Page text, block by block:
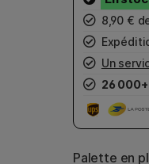
8,90 €
Un
26 000+
Palette en